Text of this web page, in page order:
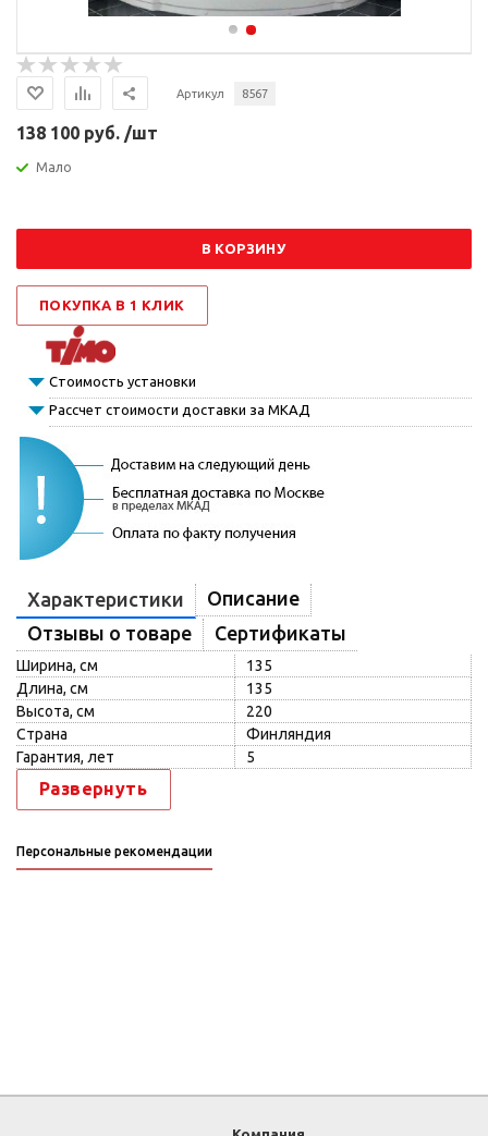
Артикул 8567
138 100 руб. /шт
Мало
В КОРЗИНУ
ПОКУПКА В 1 КЛИК
Стоимость установки
Рассчет стоимости доставки за МКАД
Характеристики
Описание
Отзывы о товаре
Сертификаты
Ширина, см
135
Длина, см
135
Высота, см
220
Страна
Финляндия
Гарантия, лет
5
Развернуть
Персональные рекомендации